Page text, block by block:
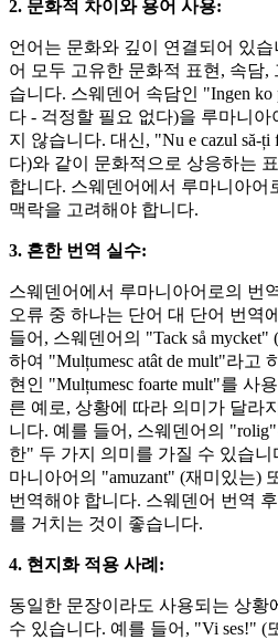
2. 문화적 차이와 용어 사용:
언어는 문화와 깊이 연결되어 있
어 모두 고유한 문화적 표현, 속담,
습니다. 스웨덴어 속담인 "Ingen ko
다 - 걱정할 필요 없다)을 루마니
지 않습니다. 대신, "Nu e cazul să-
다)와 같이 문화적으로 상응하는
합니다. 스웨덴어에서 루마니아어
맥락을 고려해야 합니다.
3. 흔한 번역 실수:
스웨덴어에서 루마니아어로의 번
오류 중 하나는 단어 대 단어 번역
들어, 스웨덴어의 "Tack så
하여 "Mulțumesc atât de mult"라고
현인 "Mulțumesc foarte mult"를 사
른 예로, 상황에 따라 의미가 달라
니다. 예를 들어, 스웨덴어의
한" 두 가지 의미를 가질 수 있습
마니아어의 "amuzant" (재미있는)
번역해야 합니다. 스웨덴어 번역
를 거치는 것이 좋습니다.
4. 현지화 적용 사례:
동일한 문장이라도 사용되는 상황
수 있습니다. 예를 들어, "Vi ses!" (